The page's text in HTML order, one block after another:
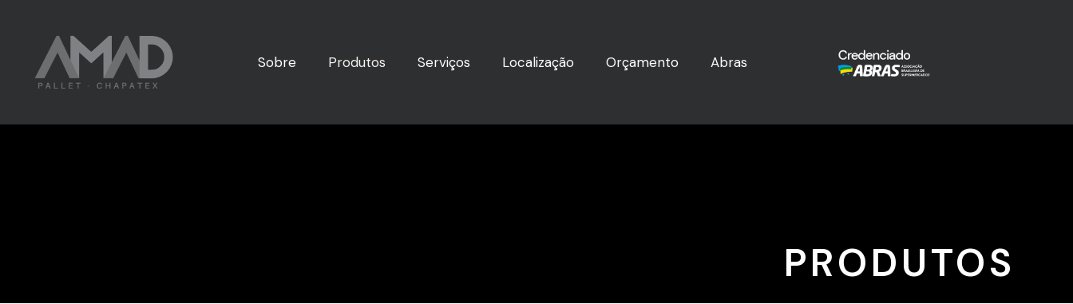
Sobre Produtos Serviços Localização Orçamento Abras
PRODUTOS